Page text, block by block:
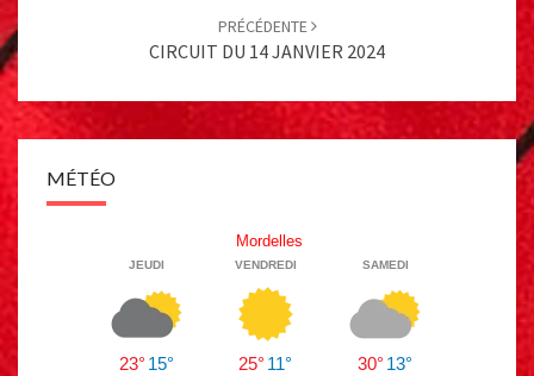
PRÉCÉDENTE
CIRCUIT DU 14 JANVIER 2024
MÉTÉO